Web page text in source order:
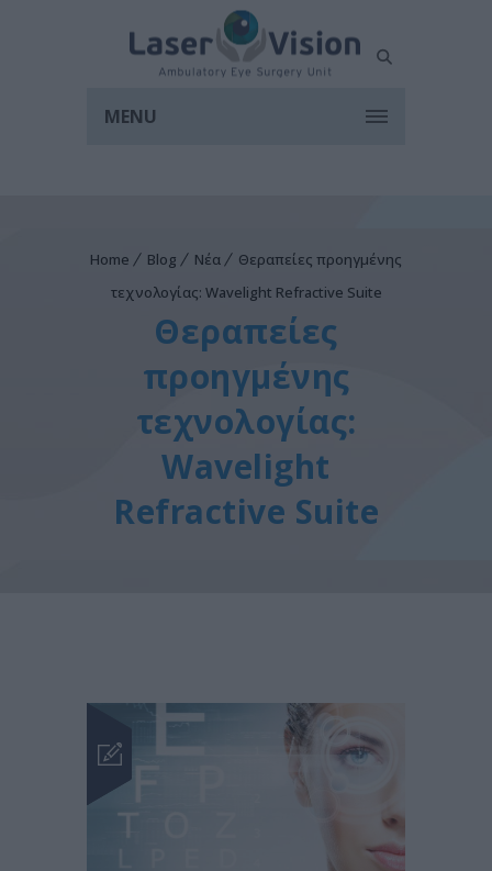
MENU
Home Blog Νέα
Θεραπείες προηγμένης
τεχνολογίας: Wavelight Refractive Suite
Θεραπείες
προηγμένης
τεχνολογίας:
Wavelight
Refractive Suite